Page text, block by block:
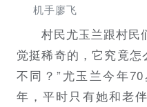
机手廖飞
村民尤玉兰跟村民
觉挺稀奇的，它究竟
不同？”尤玉兰今年
年，平时只有她和老